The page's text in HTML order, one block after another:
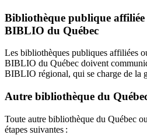
Bibliothèque publique affiliée
BIBLIO du Québec
Les bibliothèques publiques affiliées
BIBLIO du Québec doivent
BIBLIO régional, qui se charge de la
Autre bibliothèque du
Toute autre bibliothèque du Québec
étapes suivantes :